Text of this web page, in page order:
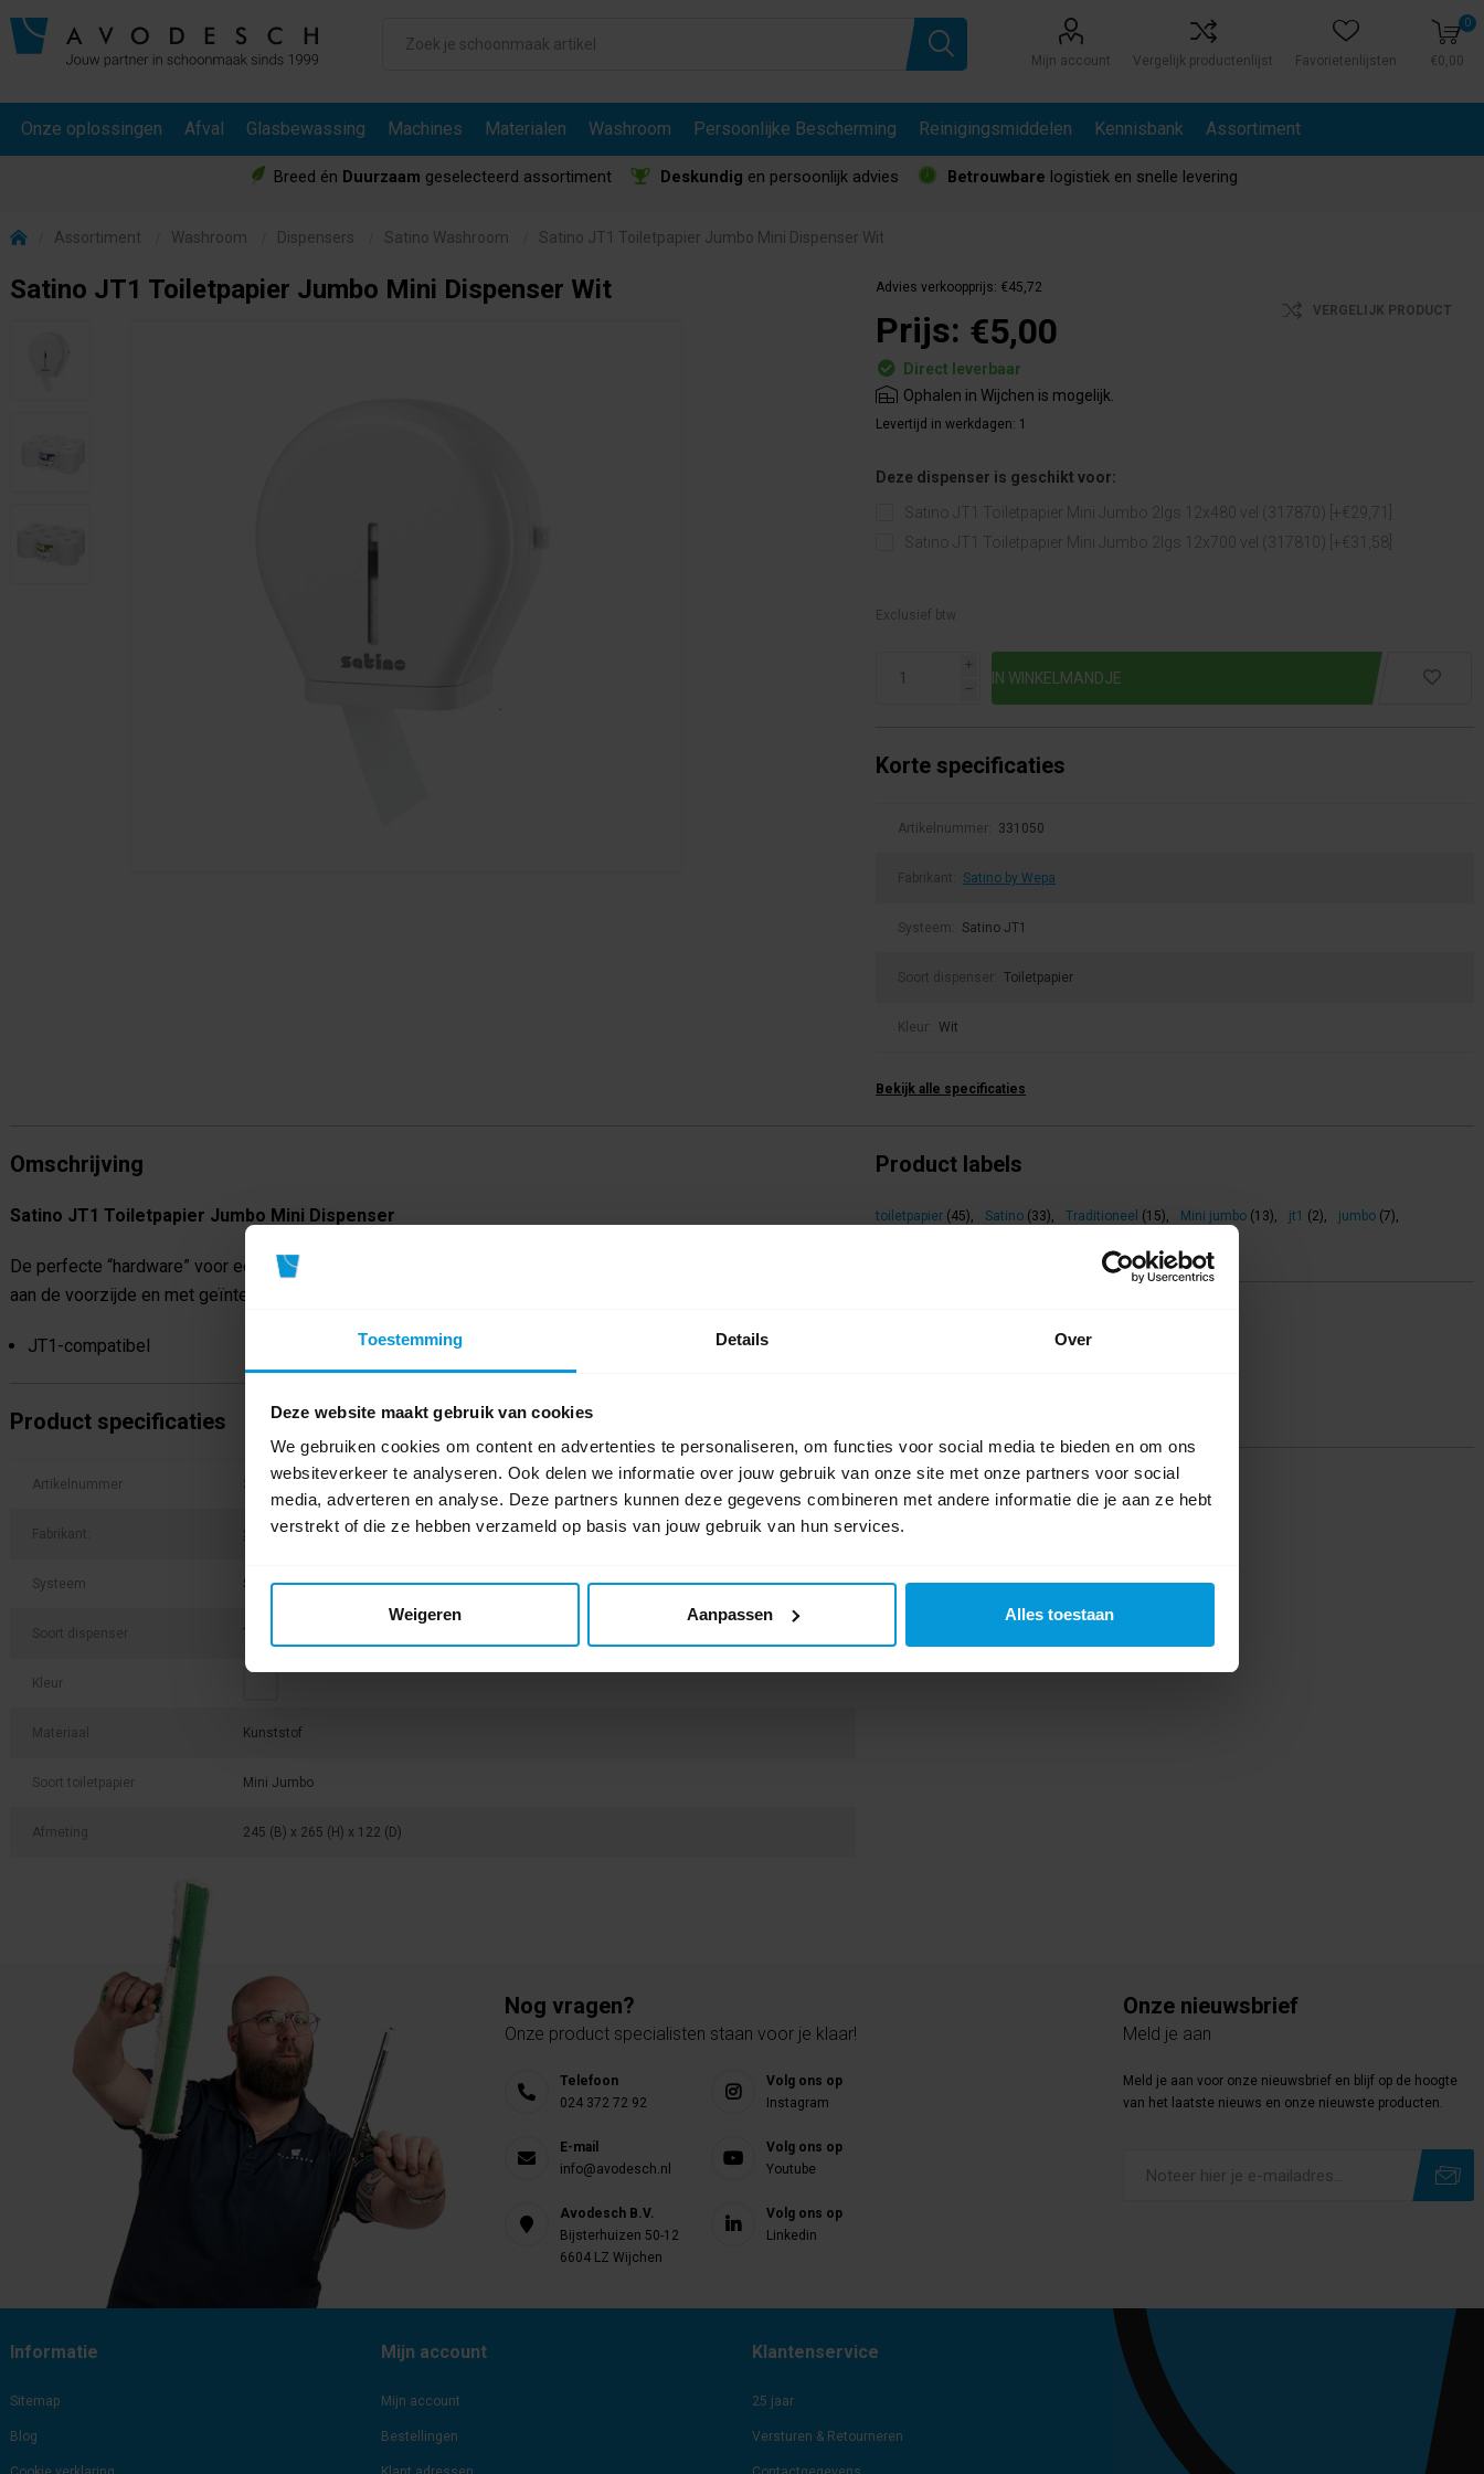
Toestemming Details Over
Deze website maakt gebruik van cookies
We gebruiken cookies om content en advertenties te personaliseren, om functies voor social media te bieden en om ons
websiteverkeer te analyseren. Ook delen we informatie over jouw gebruik van onze site met onze partners voor social
media, adverteren en analyse. Deze partners kunnen deze gegevens combineren met andere informatie die je aan ze hebt
verstrekt of die ze hebben verzameld op basis van jouw gebruik van hun services.
Weigeren Aanpassen Alles toestaan
Mijn account Vergelijk productenlijst Favorietenlijsten
0
€0,00
Onze oplossingen Afval Glasbewassing Machines Materialen Washroom Persoonlijke Bescherming Reinigingsmiddelen Kennisbank Assortiment
Breed én Duurzaam geselecteerd assortiment Deskundig en persoonlijk advies Betrouwbare logistiek en snelle levering
Assortiment Washroom Dispensers Satino Washroom Satino JT1 Toiletpapier Jumbo Mini Dispenser Wit
Satino JT1 Toiletpapier Jumbo Mini Dispenser Wit Advies verkoopprijs: €45,72
Prijs: €5,00 VERGELIJK PRODUCT
Direct leverbaar
Ophalen in Wijchen is mogelijk.
Levertijd in werkdagen: 1
Deze dispenser is geschikt voor:
Satino JT1 Toiletpapier Mini Jumbo 2lgs 12x480 vel (317870) [+€29,71]
Satino JT1 Toiletpapier Mini Jumbo 2lgs 12x700 vel (317810) [+€31,58]
Exclusief btw.
i
h
Korte specificaties
Artikelnummer: 331050
Fabrikant: Satino by Wepa
Systeem: Satino JT1
Soort dispenser: Toiletpapier
Kleur: Wit
Bekijk alle specificaties
Omschrijving
Satino JT1 Toiletpapier Jumbo Mini Dispenser
De perfecte “hardware” voor eersteklas soft toiletpapier. Eenvoudig in gebruik, met grote inhoudsindicator
aan de voorzijde en met geïntegreerde rem tegen overmatig verbruik.
JT1-compatibel
Product specificaties
Artikelnummer 331050
Fabrikant: Satino by Wepa
Systeem Satino JT1
Soort dispenser Toiletpapier
Kleur
Materiaal Kunststof
Soort toiletpapier Mini Jumbo
Afmeting 245 (B) x 265 (H) x 122 (D)
Product labels
toiletpapier (45), Satino (33), Traditioneel (15), Mini jumbo (13), jt1 (2), jumbo (7),
0 beoordeling(en)
Schrijf als eerste voor dit product een beoordeling
Nog vragen?
Onze product specialisten staan voor je klaar!
Telefoon
024 372 72 92
E-mail
info@avodesch.nl
Avodesch B.V.
Bijsterhuizen 50-12
6604 LZ Wijchen
Volg ons op
Instagram
Volg ons op
Youtube
Volg ons op
Linkedin
Onze nieuwsbrief
Meld je aan
Meld je aan voor onze nieuwsbrief en blijf op de hoogte
van het laatste nieuws en onze nieuwste producten.
Informatie
Sitemap
Blog
Mijn account
Mijn account
Bestellingen
Klantenservice
25 jaar
Versturen & Retourneren